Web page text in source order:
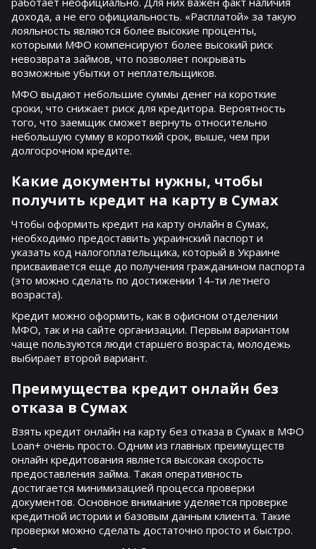
дохода, а не его официальность. «Расплатой» за такую
лояльность являются более высокие проценты,
которыми МФО компенсируют более высокий риск
невозврата займов, что позволяет покрывать
возможные убытки от неплательщиков.
МФО выдают небольшие суммы денег на короткие
сроки, что снижает риск для кредитора. Вероятность
того, что заемщик сможет вернуть относительно
небольшую сумму в короткий срок, выше, чем при
долгосрочном кредите.
Какие документы нужны, чтобы
получить кредит на карту в Сумах
Чтобы оформить кредит на карту онлайн в Сумах,
необходимо предоставить украинский паспорт и
указать код налогоплательщика, который в Украине
присваивается еще до получения гражданином паспорта
(это можно сделать по достижении 14-ти летнего
возраста).
Кредит можно оформить, как в офисном отделении
МФО, так и на сайте организации. Первым вариантом
чаще пользуются люди старшего возраста, молодежь
выбирает второй вариант.
Преимущества кредит онлайн без
отказа в Сумах
Взять кредит онлайн на карту без отказа в Сумах в МФО
Loan+ очень просто. Одним из главных преимуществ
онлайн кредитования является высокая скорость
предоставления займа. Такая оперативность
достигается минимизацией процесса проверки
документов. Основное внимание уделяется проверке
кредитной истории и базовым данным клиента. Такие
проверки можно сделать достаточно просто и быстро.